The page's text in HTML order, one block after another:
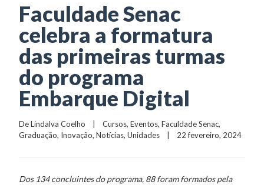
Faculdade Senac
celebra a formatura
das primeiras turmas
do programa
Embarque Digital
De Lindalva Coelho
    |
Cursos, Eventos, Faculdade Senac
Graduação, Inovação, Notícias, Unidades
    |    22 fevereiro, 2024
Dos 134 concluintes do programa, 88 foram formados pela